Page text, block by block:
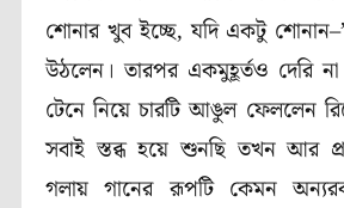
শোনার খুব ইচ্ছে, যদি একটু
উঠলেন। তারপর একমুহূর্তও দেরি না
টেনে নিয়ে চারটি আঙুল ফেললেন
সবাই স্তব্ধ হয়ে শুনছি তখন আর
গলায় গানের রূপটি কেমন